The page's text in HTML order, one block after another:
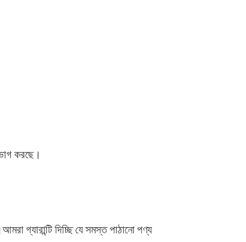
করছে।
গ্যারান্টি দিচ্ছি যে সমস্ত পাঠানো পণ্য